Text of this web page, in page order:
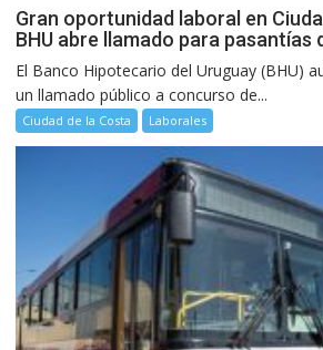
Gran oportunidad laboral en
BHU abre llamado para pasantías
El Banco Hipotecario del Uruguay (BHU)
un llamado público a concurso de...
Ciudad de la Costa Laborales